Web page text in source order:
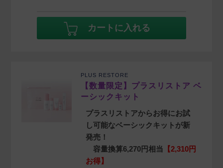
カートに入れる
PLUS RESTORE
【数量限定】プラスリストア ベ
ーシックキット
プラスリストアからお得にお試
し可能なベーシックキットが新
発売！
容量換算6,270円相当
【2,310円
お得】